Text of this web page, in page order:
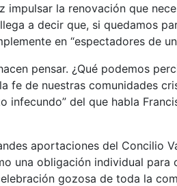
impulsar la renovación que
llega a decir que, si quedamos
en “espectadores de
pensar. ¿Qué podemos
fe de nuestras comunidades
infecundo” del que habla
aportaciones del Concilio
una obligación individual para
gozosa de toda la